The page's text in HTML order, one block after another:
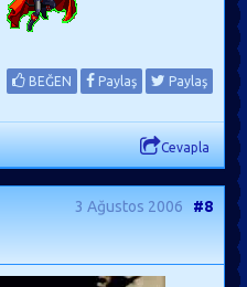
BEĞEN Paylaş Paylaş
Cevapla
3 Ağustos 2006 #8